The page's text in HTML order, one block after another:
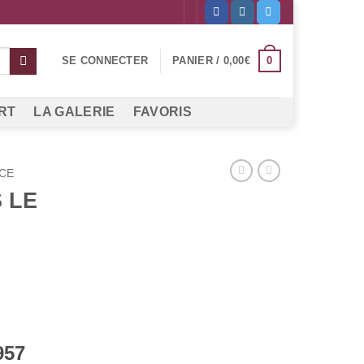
SE CONNECTER PANIER / 0,00€ 0
LA GALERIE FAVORIS
LE